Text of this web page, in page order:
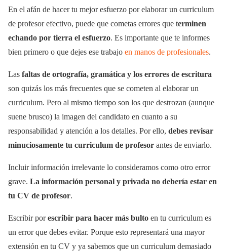
En el afán de hacer tu mejor esfuerzo por elaborar un curriculum
de profesor efectivo, puede que cometas errores que terminen
echando por tierra el esfuerzo. Es importante que te informes
bien primero o que dejes ese trabajo en manos de profesionales.
Las faltas de ortografía, gramática y los errores de escritura
son quizás los más frecuentes que se cometen al elaborar un
curriculum. Pero al mismo tiempo son los que destrozan (aunque
suene brusco) la imagen del candidato en cuanto a su
responsabilidad y atención a los detalles. Por ello, debes revisar
minuciosamente tu curriculum de profesor antes de enviarlo.
Incluir información irrelevante lo consideramos como otro error
grave. La información personal y privada no debería estar en
tu CV de profesor.
Escribir porescribir para hacer más bulto en tu curriculum es
un error que debes evitar. Porque esto representará una mayor
extensión en tu CV y ya sabemos que un curriculum demasiado